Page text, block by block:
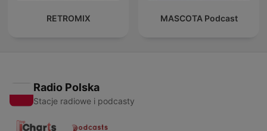
RETROMIX MASCOTA Podcast
Radio Polska
Stacje radiowe i podcasty